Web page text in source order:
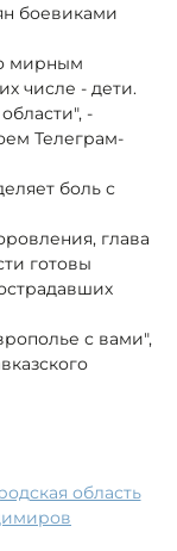
боевиками
мирным
числе - дети.
-
Телеграм-
боль с
глава
готовы
с вами",
область